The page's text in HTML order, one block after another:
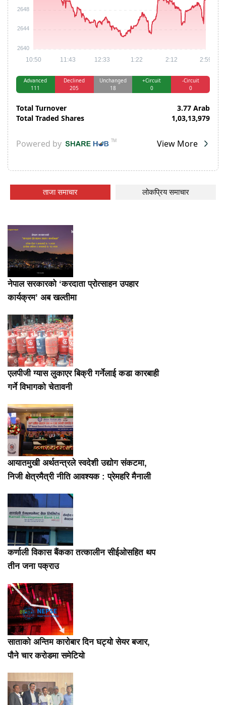
ताजा समाचार लोकप्रिय समाचार
नेपाल सरकारको ‘करदाता प्रोत्साहन उपहार
कार्यक्रम’ अब खल्तीमा
एलपीजी ग्यास लुकाएर बिक्री गर्नेलाई कडा कारबाही
गर्ने विभागको चेतावनी
आयातमुखी अर्थतन्त्रले स्वदेशी उद्योग संकटमा,
निजी क्षेत्रमैत्री नीति आवश्यक : प्रेमहरि मैनाली
कर्णाली विकास बैंकका तत्कालीन सीईओसहित थप
तीन जना पक्राउ
साताको अन्तिम कारोबार दिन घट्यो सेयर बजार,
पौने चार करोडमा समेटियो